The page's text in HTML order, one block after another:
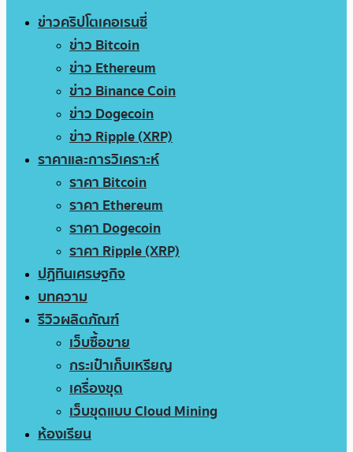
ข่าวคริปโตเคอเรนซี่
ข่าว Bitcoin
ข่าว Ethereum
ข่าว Binance Coin
ข่าว Dogecoin
ข่าว Ripple (XRP)
ราคาและการวิเคราะห์
ราคา Bitcoin
ราคา Ethereum
ราคา Dogecoin
ราคา Ripple (XRP)
ปฏิทินเศรษฐกิจ
บทความ
รีวิวผลิตภัณฑ์
เว็บซื้อขาย
กระเป๋าเก็บเหรียญ
เครื่องขุด
เว็บขุดแบบ Cloud Mining
ห้องเรียน